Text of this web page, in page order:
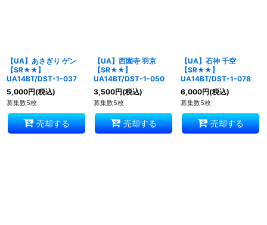
【UA】あさぎり ゲン
【SR★★】
UA14BT/DST-1-037
5,000円(税込)
募集数5枚
売却する
【UA】西園寺 羽京
【SR★★】
UA14BT/DST-1-050
3,500円(税込)
募集数5枚
売却する
【UA】石神 千空
【SR★★】
UA14BT/DST-1-078
6,000円(税込)
募集数5枚
売却する